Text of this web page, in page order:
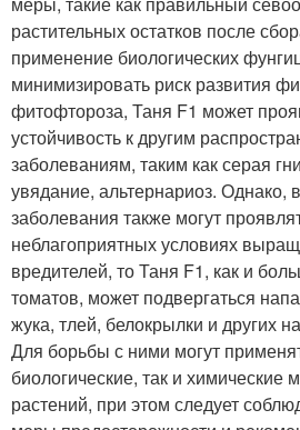
растительных остатков после
применение биологических
минимизировать риск развития
фитофтороза, Таня F1 может
устойчивость к другим
заболеваниям, таким как серая
увядание, альтернариоз. Однако,
заболевания также могут
неблагоприятных условиях
вредителей, то Таня F1, как и
томатов, может подвергаться
жука, тлей, белокрылки и других
Для борьбы с ними могут
биологические, так и химические
растений, при этом следует